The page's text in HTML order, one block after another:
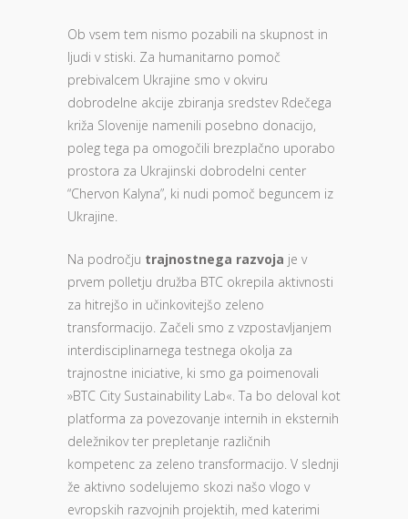
Ob vsem tem nismo pozabili na skupnost in
ljudi v stiski. Za humanitarno pomoč
prebivalcem Ukrajine smo v okviru
dobrodelne akcije zbiranja sredstev Rdečega
križa Slovenije namenili posebno donacijo,
poleg tega pa omogočili brezplačno uporabo
prostora za Ukrajinski dobrodelni center
“Chervon Kalyna”, ki nudi pomoč beguncem iz
Ukrajine.
Na področju trajnostnega razvoja je v
prvem polletju družba BTC okrepila aktivnosti
za hitrejšo in učinkovitejšo zeleno
transformacijo. Začeli smo z vzpostavljanjem
interdisciplinarnega testnega okolja za
trajnostne iniciative, ki smo ga poimenovali
»BTC City Sustainability Lab«. Ta bo deloval kot
platforma za povezovanje internih in eksternih
deležnikov ter prepletanje različnih
kompetenc za zeleno transformacijo. V slednji
že aktivno sodelujemo skozi našo vlogo v
evropskih razvojnih projektih, med katerimi